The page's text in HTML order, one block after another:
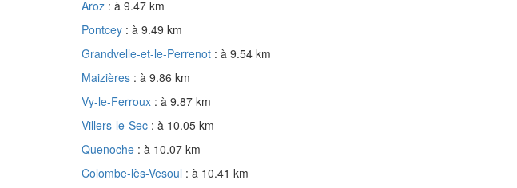
Aroz : à 9.47 km
Pontcey : à 9.49 km
Grandvelle-et-le-Perrenot : à 9.54 km
Maizières : à 9.86 km
Vy-le-Ferroux : à 9.87 km
Villers-le-Sec : à 10.05 km
Quenoche : à 10.07 km
Colombe-lès-Vesoul : à 10.41 km